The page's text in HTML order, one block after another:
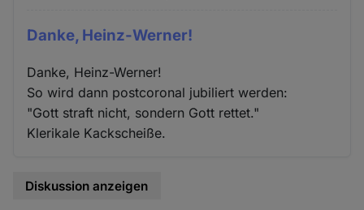
Danke, Heinz-Werner!
Danke, Heinz-Werner!
So wird dann postcoronal jubiliert werden:
"Gott straft nicht, sondern Gott rettet."
Klerikale Kackscheiße.
Diskussion anzeigen